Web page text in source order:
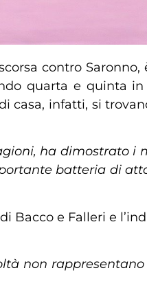
contro Saronno,
quarta e quinta in
casa, infatti, si
ha dimostrato i
batteria di
Bacco e Falleri e
non